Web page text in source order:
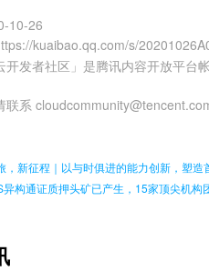
10-26
kuaibao.qq.com/s/
开发者社区」是腾讯内容开放平台
联系
，新征程｜以与时俱进的能力创新，塑
构通证质押头矿已产生，15家顶尖机构